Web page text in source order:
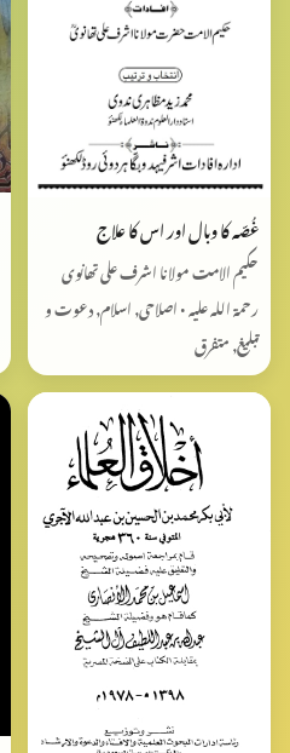
غُصّہ کا وبال اور اس کا علاج
حکیم الامت مولانا اشرف علی تھانوی
رحمۃ اللہ علیہ • اصلاحی, اسلام, دعوت و
تبلیغ, متفرق